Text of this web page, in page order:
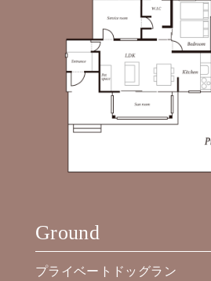
Ground
プライベートドッグラン